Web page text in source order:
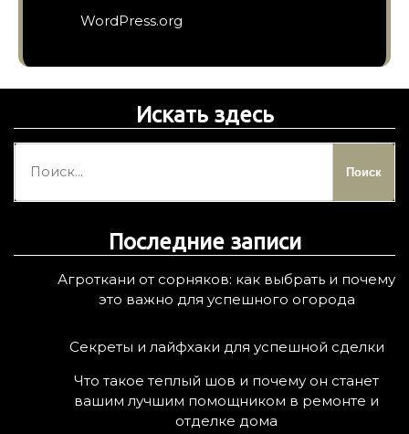
WordPress.org
Искать здесь
й
Последние записи
Агроткани от сорняков: как выбрать и почему
это важно для успешного огорода
Секреты и лайфхаки для успешной сделки
Что такое теплый шов и почему он станет
вашим лучшим помощником в ремонте и
отделке дома